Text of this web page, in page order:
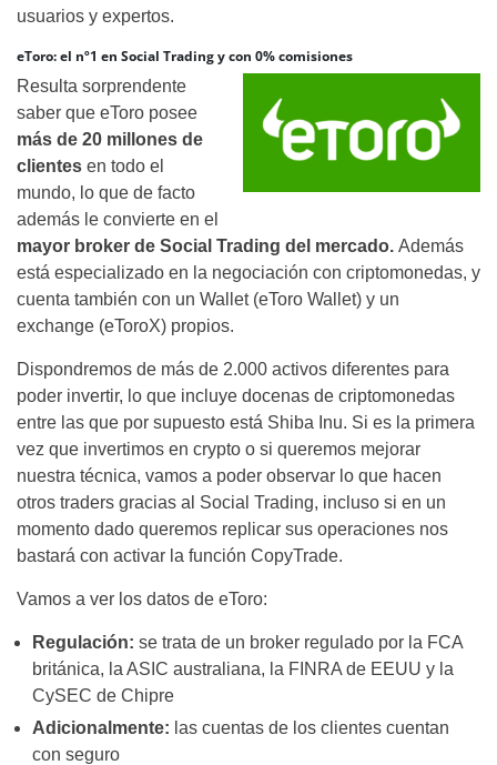
usuarios y expertos.
eToro: el nº1 en Social Trading y con 0% comisiones
Resulta sorprendente
saber que eToro posee
más de 20 millones de
clientes en todo el
mundo, lo que de facto
además le convierte en el
mayor broker de Social Trading del mercado. Además
está especializado en la negociación con criptomonedas, y
cuenta también con un Wallet (eToro Wallet) y un
exchange (eToroX) propios.
Dispondremos de más de 2.000 activos diferentes para
poder invertir, lo que incluye docenas de criptomonedas
entre las que por supuesto está Shiba Inu. Si es la primera
vez que invertimos en crypto o si queremos mejorar
nuestra técnica, vamos a poder observar lo que hacen
otros traders gracias al Social Trading, incluso si en un
momento dado queremos replicar sus operaciones nos
bastará con activar la función CopyTrade.
Vamos a ver los datos de eToro:
Regulación: se trata de un broker regulado por la FCA
británica, la ASIC australiana, la FINRA de EEUU y la
CySEC de Chipre
Adicionalmente: las cuentas de los clientes cuentan
con seguro